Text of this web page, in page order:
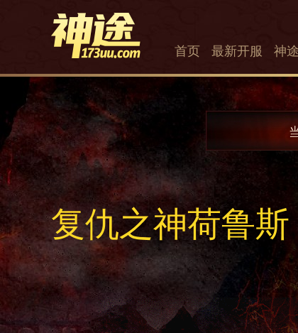
首页 最新开服 神
复仇之神荷鲁斯